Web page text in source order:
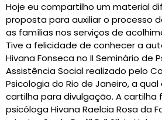
Hoje eu compartilho um material
proposta para auxiliar o processo
as famílias nos serviços de
Tive a felicidade de conhecer a
Hivana Fonseca no II Seminário de
Assistência Social realizado pelo
Psicologia do Rio de Janeiro, a
cartilha para divulgação. A cartilha
psicóloga Hivana Raelcia Rosa da